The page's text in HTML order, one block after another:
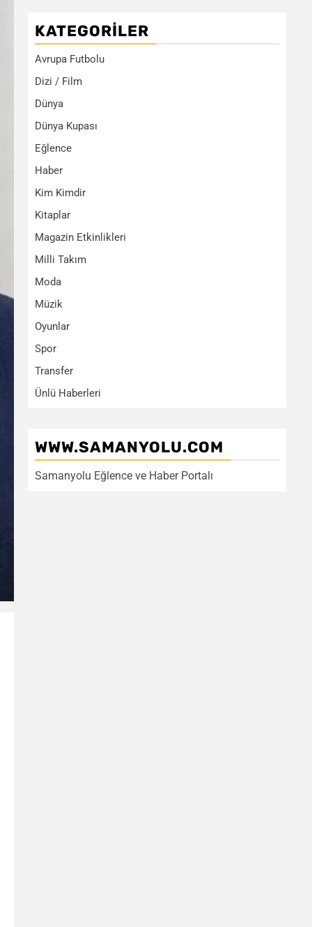
KATEGORILER
Avrupa Futbolu
Dizi / Film
Dünya
Dünya Kupası
Eğlence
Haber
Kim Kimdir
Kitaplar
Magazin Etkinlikleri
Milli Takım
Moda
Müzik
Oyunlar
Spor
Transfer
Ünlü Haberleri
WWW.SAMANYOLU.COM
Samanyolu Eğlence ve Haber Portalı